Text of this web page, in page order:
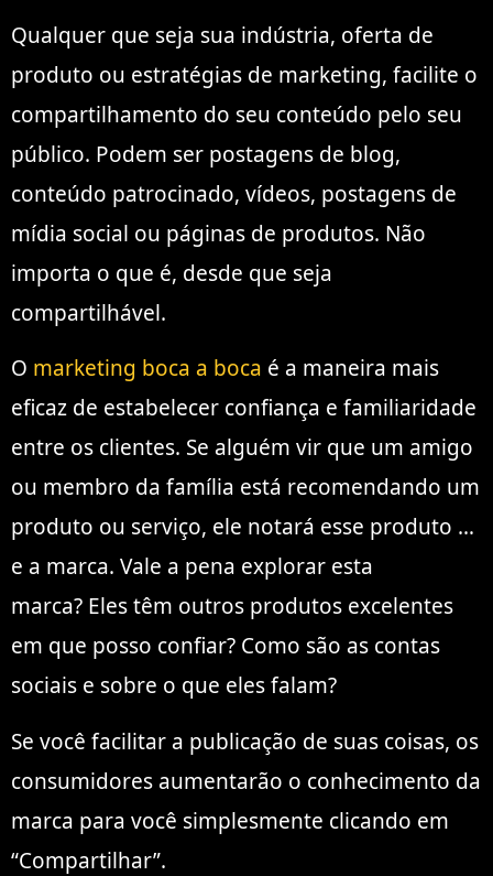
Qualquer que seja sua indústria, oferta de
produto ou estratégias de marketing, facilite o
compartilhamento do seu conteúdo pelo seu
público. Podem ser postagens de blog,
conteúdo patrocinado, vídeos, postagens de
mídia social ou páginas de produtos. Não
importa o que é, desde que seja
compartilhável.
O marketing boca a boca é a maneira mais
eficaz de estabelecer confiança e familiaridade
entre os clientes. Se alguém vir que um amigo
ou membro da família está recomendando um
produto ou serviço, ele notará esse produto …
e a marca. Vale a pena explorar esta
marca? Eles têm outros produtos excelentes
em que posso confiar? Como são as contas
sociais e sobre o que eles falam?
Se você facilitar a publicação de suas coisas, os
consumidores aumentarão o conhecimento da
marca para você simplesmente clicando em
“Compartilhar”.